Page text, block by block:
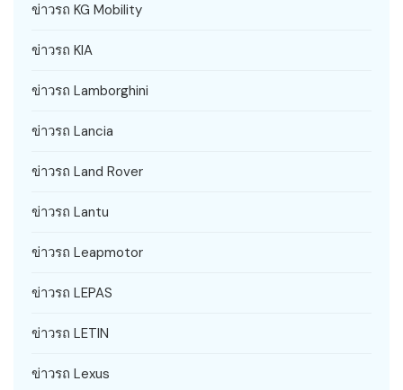
ข่าวรถ KG Mobility
ข่าวรถ KIA
ข่าวรถ Lamborghini
ข่าวรถ Lancia
ข่าวรถ Land Rover
ข่าวรถ Lantu
ข่าวรถ Leapmotor
ข่าวรถ LEPAS
ข่าวรถ LETIN
ข่าวรถ Lexus